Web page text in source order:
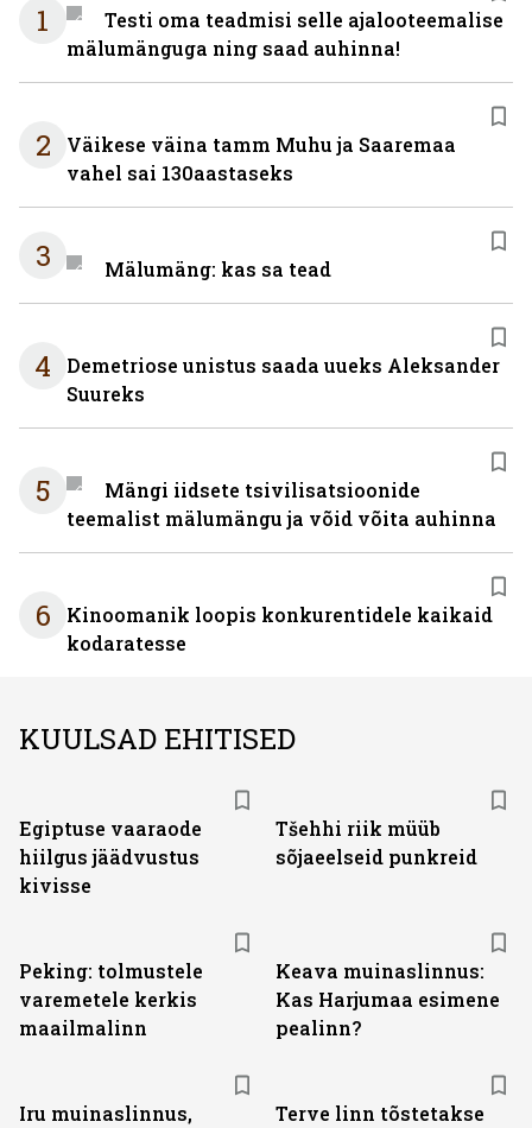
1
Testi oma teadmisi selle ajalooteemalise
mälumänguga ning saad auhinna!
2
Väikese väina tamm Muhu ja Saaremaa
vahel sai 130aastaseks
3 Mälumäng: kas sa tead
4
Demetriose unistus saada uueks Aleksander
Suureks
5
Mängi iidsete tsivilisatsioonide
teemalist mälumängu ja võid võita auhinna
6
Kinoomanik loopis konkurentidele kaikaid
kodaratesse
KUULSAD EHITISED
Egiptuse vaaraode
hiilgus jäädvustus
kivisse
Tšehhi riik müüb
sõjaeelseid punkreid
Peking: tolmustele
varemetele kerkis
maailmalinn
Keava muinaslinnus:
Kas Harjumaa esimene
pealinn?
Iru muinaslinnus,
Terve linn tõstetakse